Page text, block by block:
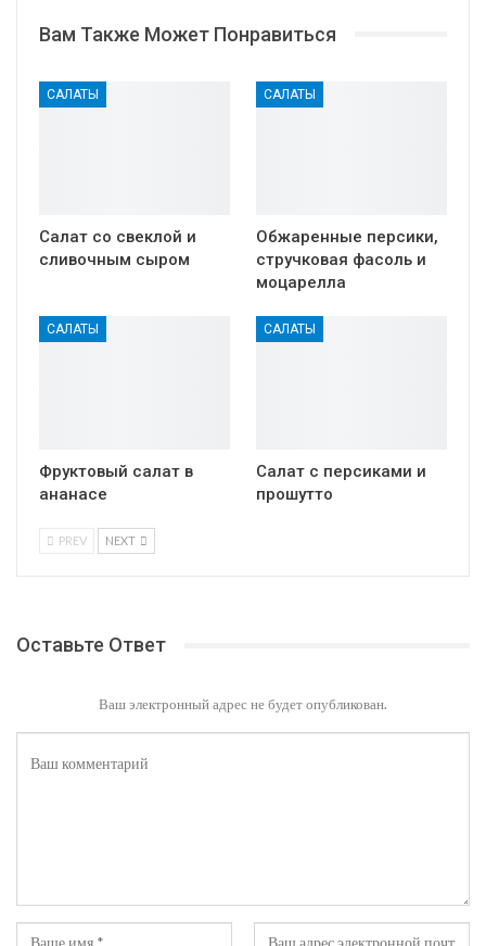
Вам Также Может Понравиться
САЛАТЫ
Салат со свеклой и
сливочным сыром
САЛАТЫ
Обжаренные персики,
стручковая фасоль и
моцарелла
САЛАТЫ
Фруктовый салат в
ананасе
САЛАТЫ
Салат с персиками и
прошутто
PREV NEXT
Оставьте Ответ
Ваш электронный адрес не будет опубликован.